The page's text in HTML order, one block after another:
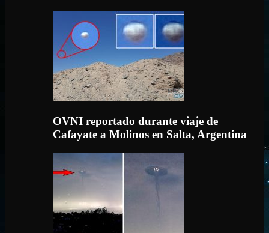
OVNI reportado durante viaje de
Cafayate a Molinos en Salta, Argentina